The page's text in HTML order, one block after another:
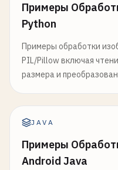
Примеры
Python
Примеры обработки
PIL/Pillow включая
размера и
JAVA
Примеры
Android Java